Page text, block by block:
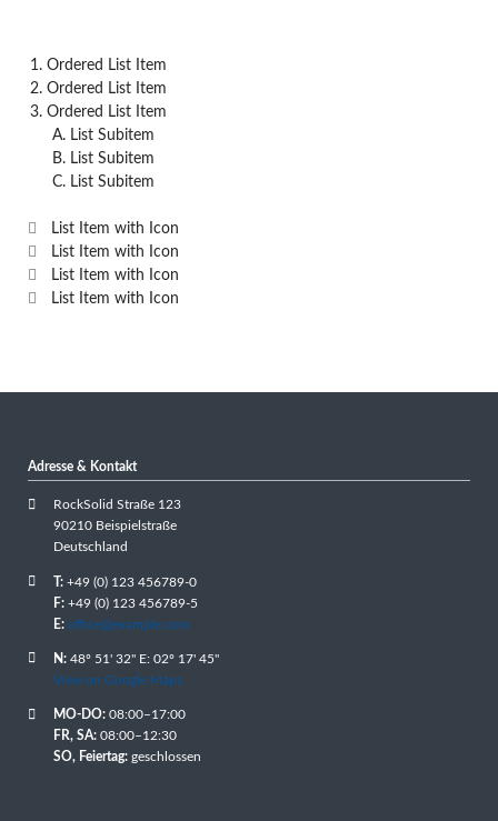
Ordered List Item
Ordered List Item
Ordered List Item
List Subitem
List Subitem
List Subitem
List Item with Icon
List Item with Icon
List Item with Icon
List Item with Icon
Adresse & Kontakt
RockSolid Straße 123
90210 Beispielstraße
Deutschland
T:+49 (0) 123 456789-0
F:+49 (0) 123 456789-5
E: office@example.com
N:48º 51' 32" E: 02º 17' 45"
View on Google Maps
MO-DO:08:00–17:00
FR, SA:08:00–12:30
SO, Feiertag:geschlossen